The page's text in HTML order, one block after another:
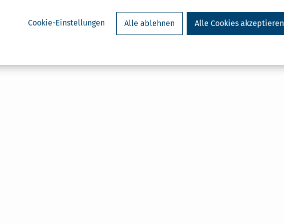
Cookie-Einstellungen Alle ablehnen Alle Cookies akzeptieren